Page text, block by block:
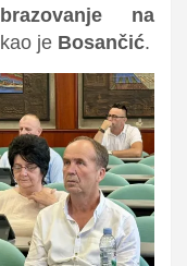
na
je Bosančić.